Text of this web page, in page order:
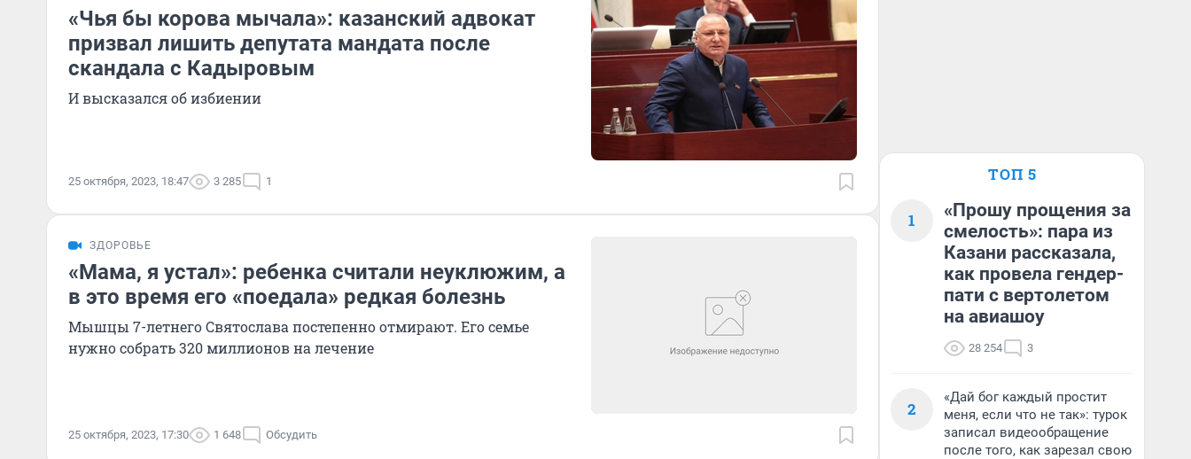
«Чья бы корова мычала»: казанский адвокат
призвал лишить депутата мандата после
скандала с Кадыровым
И высказался об избиении
25 октября, 2023, 18:47 3 285 1
ЗДОРОВЬЕ
«Мама, я устал»: ребенка считали неуклюжим, а
в это время его «поедала» редкая болезнь
Мышцы 7-летнего Святослава постепенно отмирают. Его семье
нужно собрать 320 миллионов на лечение
25 октября, 2023, 17:30 1 648 Обсудить
ТОП 5
1
«Прошу прощения за
смелость»: пара из
Казани рассказала,
как провела гендер-
пати с вертолетом
на авиашоу
28 254 3
2
«Дай бог каждый простит
меня, если что не так»: турок
записал видеообращение
после того, как зарезал свою